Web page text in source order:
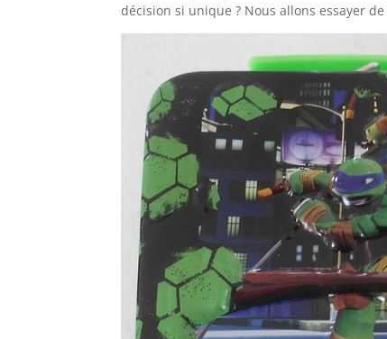
décision si unique ? Nous allons essayer